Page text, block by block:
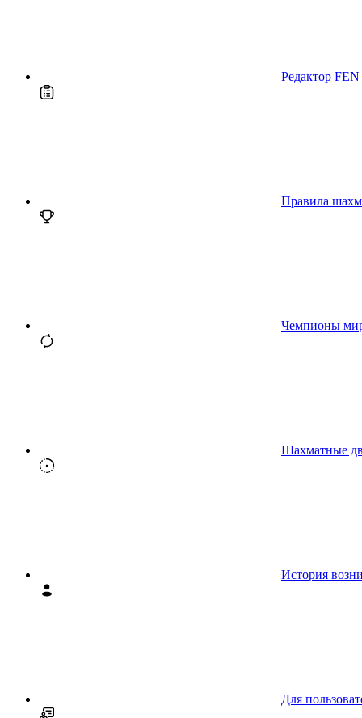
Редактор FEN
Правила
Чемпионы
Шахматные
История
Для